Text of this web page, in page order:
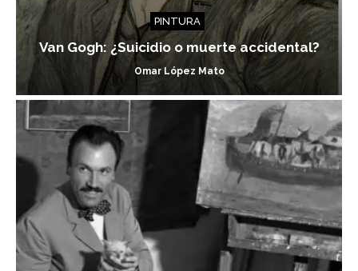
PINTURA
Van Gogh: ¿Suicidio o muerte accidental?
Omar López Mato